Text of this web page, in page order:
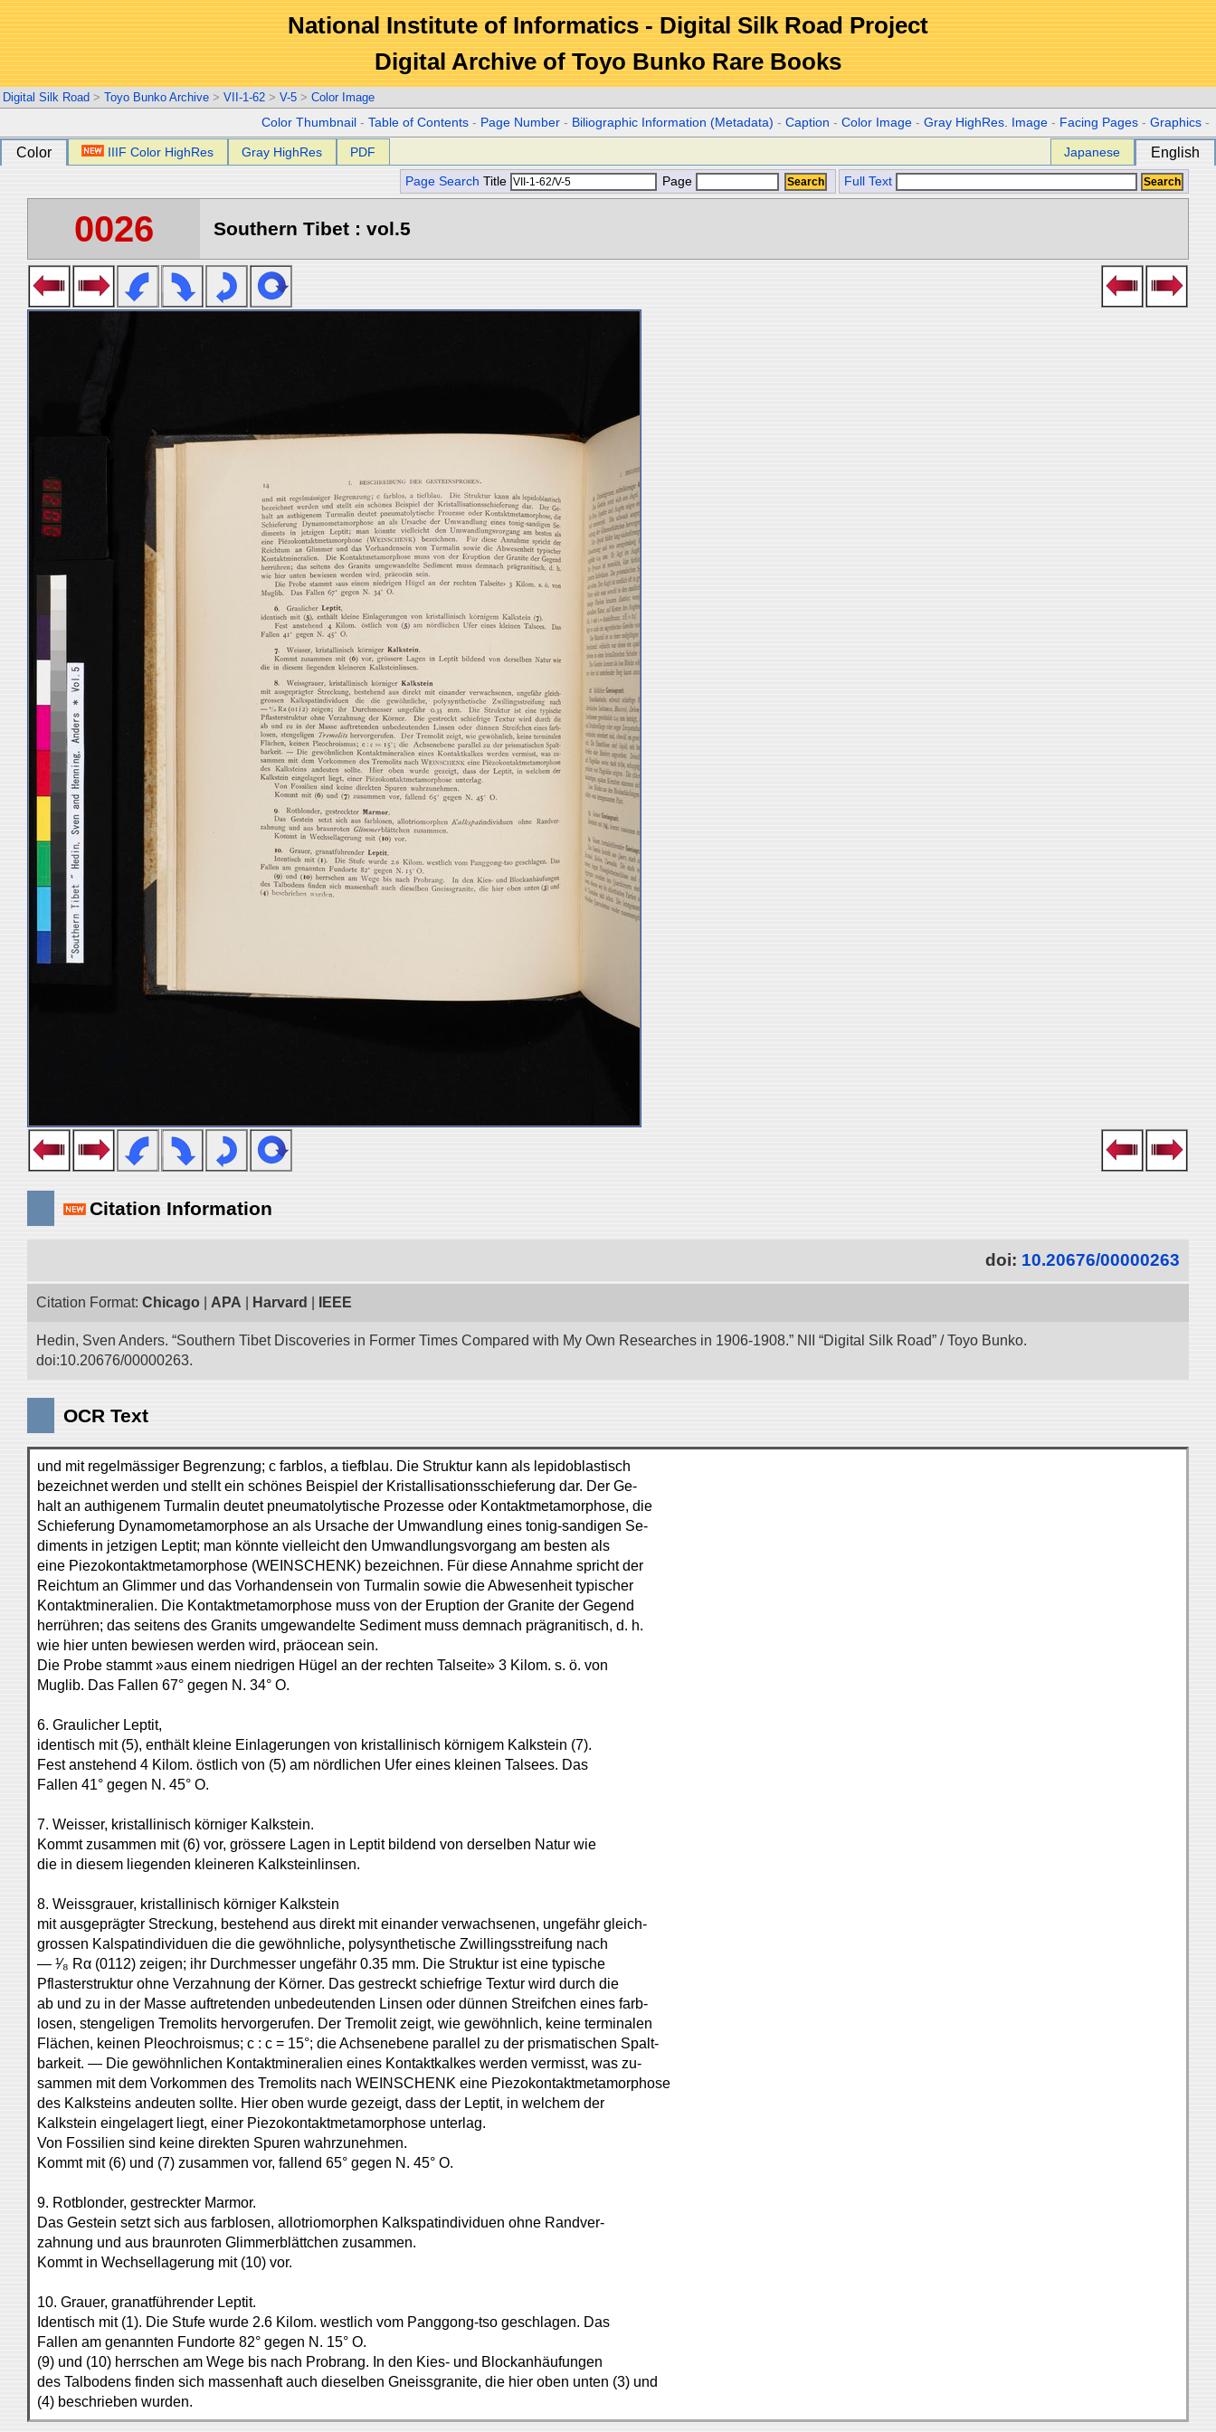
National Institute of Informatics - Digital Silk Road Project
Digital Archive of Toyo Bunko Rare Books
Digital Silk Road > Toyo Bunko Archive > VII-1-62 > V-5 > Color Image
Color Thumbnail -Table of Contents - Page Number - Biliographic Information (Metadata) -Caption -Color Image -Gray HighRes. Image - Facing Pages -Graphics -
Color IIIF Color HighRes Gray HighRes PDF Japanese English
Page Search Title Page Full Text
0026 Southern Tibet : vol.5
Citation Information
doi: 10.20676/00000263
Citation Format: Chicago APA Harvard IEEE
Hedin, Sven Anders. “Southern Tibet Discoveries in Former Times Compared with My Own Researches in 1906-1908.” NII “Digital Silk Road” / Toyo Bunko.
doi:10.20676/00000263.
OCR Text
und mit regelmässiger Begrenzung; c farblos, a tiefblau. Die Struktur kann als lepidoblastisch
bezeichnet werden und stellt ein schönes Beispiel der Kristallisationsschieferung dar. Der Ge-
halt an authigenem Turmalin deutet pneumatolytische Prozesse oder Kontaktmetamorphose, die
Schieferung Dynamometamorphose an als Ursache der Umwandlung eines tonig-sandigen Se-
diments in jetzigen Leptit; man könnte vielleicht den Umwandlungsvorgang am besten als
eine Piezokontaktmetamorphose (WEINSCHENK) bezeichnen. Für diese Annahme spricht der
Reichtum an Glimmer und das Vorhandensein von Turmalin sowie die Abwesenheit typischer
Kontaktmineralien. Die Kontaktmetamorphose muss von der Eruption der Granite der Gegend
herrühren; das seitens des Granits umgewandelte Sediment muss demnach prägranitisch, d. h.
wie hier unten bewiesen werden wird, präocean sein.
Die Probe stammt »aus einem niedrigen Hügel an der rechten Talseite» 3 Kilom. s. ö. von
Muglib. Das Fallen 67° gegen N. 34° O.
6. Graulicher Leptit,
identisch mit (5), enthält kleine Einlagerungen von kristallinisch körnigem Kalkstein (7).
Fest anstehend 4 Kilom. östlich von (5) am nördlichen Ufer eines kleinen Talsees. Das
Fallen 41° gegen N. 45° O.
7. Weisser, kristallinisch körniger Kalkstein.
Kommt zusammen mit (6) vor, grössere Lagen in Leptit bildend von derselben Natur wie
die in diesem liegenden kleineren Kalksteinlinsen.
8. Weissgrauer, kristallinisch körniger Kalkstein
mit ausgeprägter Streckung, bestehend aus direkt mit einander verwachsenen, ungefähr gleich-
grossen Kalspatindividuen die die gewöhnliche, polysynthetische Zwillingsstreifung nach
— ¹⁄₈ Rα (0112) zeigen; ihr Durchmesser ungefähr 0.35 mm. Die Struktur ist eine typische
Pflasterstruktur ohne Verzahnung der Körner. Das gestreckt schiefrige Textur wird durch die
ab und zu in der Masse auftretenden unbedeutenden Linsen oder dünnen Streifchen eines farb-
losen, stengeligen Tremolits hervorgerufen. Der Tremolit zeigt, wie gewöhnlich, keine terminalen
Flächen, keinen Pleochroismus; c : c = 15°; die Achsenebene parallel zu der prismatischen Spalt-
barkeit. — Die gewöhnlichen Kontaktmineralien eines Kontaktkalkes werden vermisst, was zu-
sammen mit dem Vorkommen des Tremolits nach WEINSCHENK eine Piezokontaktmetamorphose
des Kalksteins andeuten sollte. Hier oben wurde gezeigt, dass der Leptit, in welchem der
Kalkstein eingelagert liegt, einer Piezokontaktmetamorphose unterlag.
Von Fossilien sind keine direkten Spuren wahrzunehmen.
Kommt mit (6) und (7) zusammen vor, fallend 65° gegen N. 45° O.
9. Rotblonder, gestreckter Marmor.
Das Gestein setzt sich aus farblosen, allotriomorphen Kalkspatindividuen ohne Randver-
zahnung und aus braunroten Glimmerblättchen zusammen.
Kommt in Wechsellagerung mit (10) vor.
10. Grauer, granatführender Leptit.
Identisch mit (1). Die Stufe wurde 2.6 Kilom. westlich vom Panggong-tso geschlagen. Das
Fallen am genannten Fundorte 82° gegen N. 15° O.
(9) und (10) herrschen am Wege bis nach Probrang. In den Kies- und Blockanhäufungen
des Talbodens finden sich massenhaft auch dieselben Gneissgranite, die hier oben unten (3) und
(4) beschrieben wurden.